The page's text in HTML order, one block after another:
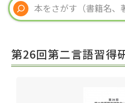
第26回第二言語習